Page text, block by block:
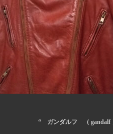
“ ガンダルフ （